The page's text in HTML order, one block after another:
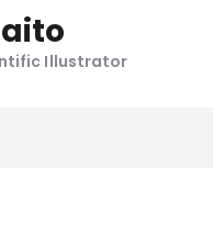
Illustrator